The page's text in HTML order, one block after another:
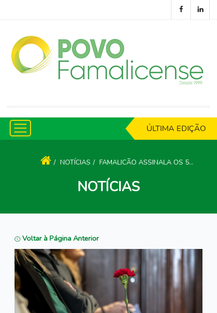
ÚLTIMA EDIÇÃO
NOTÍCIAS FAMALICÃO ASSINALA OS 52 ANOS DA REVOLUÇÃO DOS CRAVOS
NOTÍCIAS
Voltar à Página Anterior